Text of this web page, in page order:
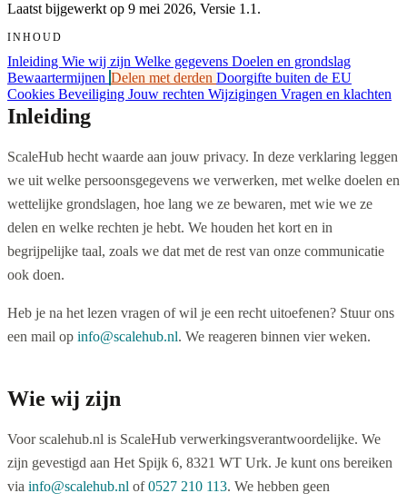
Laatst bijgewerkt op 9 mei 2026, Versie 1.1.
INHOUD
Inleiding Wie wij zijn Welke gegevens Doelen en grondslag
Bewaartermijnen Delen met derden Doorgifte buiten de EU
Cookies Beveiliging Jouw rechten Wijzigingen Vragen en klachten
Inleiding
ScaleHub hecht waarde aan jouw privacy. In deze verklaring leggen
we uit welke persoonsgegevens we verwerken, met welke doelen en
wettelijke grondslagen, hoe lang we ze bewaren, met wie we ze
delen en welke rechten je hebt. We houden het kort en in
begrijpelijke taal, zoals we dat met de rest van onze communicatie
ook doen.
Heb je na het lezen vragen of wil je een recht uitoefenen? Stuur ons
een mail op info@scalehub.nl. We reageren binnen vier weken.
Wie wij zijn
Voor scalehub.nl is ScaleHub verwerkingsverantwoordelijke. We
zijn gevestigd aan Het Spijk 6, 8321 WT Urk. Je kunt ons bereiken
via info@scalehub.nl of0527 210 113. We hebben geen